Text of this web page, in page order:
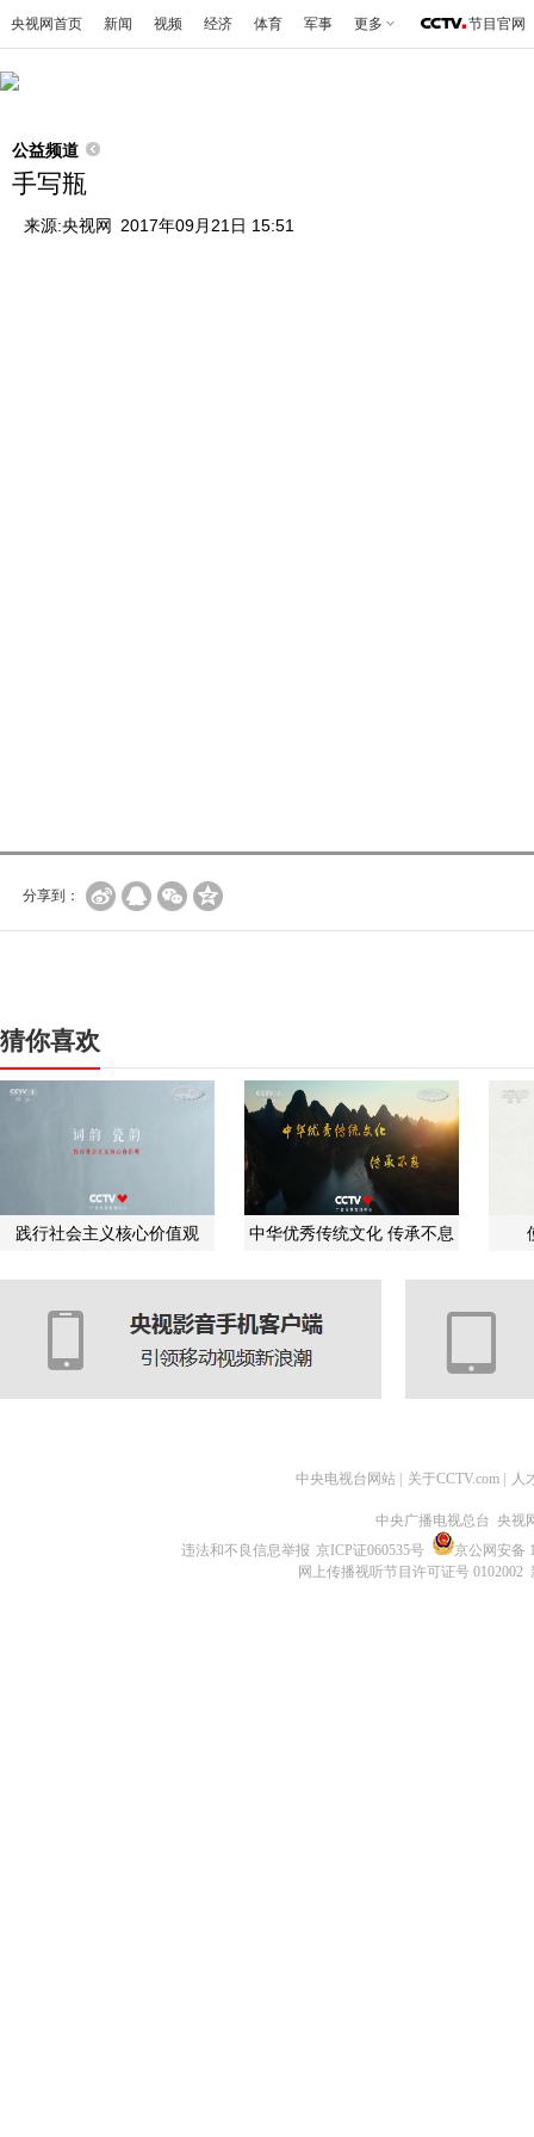
央视网首页 新闻 视频 经济 体育 军事 更多 节目官网
公益频道
手写瓶
来源:央视网 2017年09月21日 15:51
分享到：
猜你喜欢
践行社会主义核心价值观 中华优秀传统文化 传承不息
中央电视台网站 关于CCTV.com 人
中央广播电视总台 央视
违法和不良信息举报 京ICP证060535号
京公网安备
网上传播视听节目许可证号 0102002